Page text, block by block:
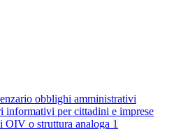
obblighi amministrativi
informativi per cittadini e imprese
OIV o struttura analoga 1